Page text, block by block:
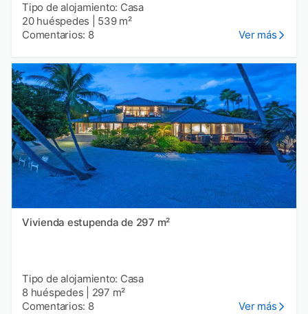
Tipo de alojamiento: Casa
20 huéspedes
539 m²
Comentarios: 8
Ver más
Vivienda estupenda de 297 m²
Tipo de alojamiento: Casa
8 huéspedes
297 m²
Comentarios: 8
Ver más